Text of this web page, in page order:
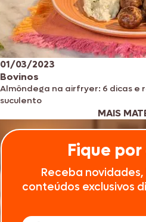
01/03/2023
Bovinos
Almôndega na airfryer: 6 dicas e
suculento
MAIS
Fique
Receba
conteúdos exclusivos